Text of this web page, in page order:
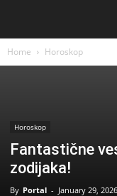
Home Horoskop
Horoskop
Fantastične
zodijaka!
By Portal - January 29, 2026